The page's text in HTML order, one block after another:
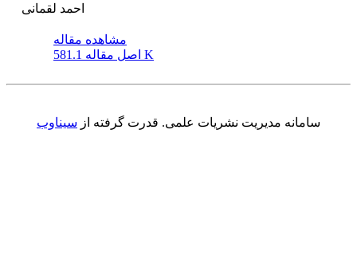
احمد لقمانی
مشاهده مقاله
اصل مقاله 581.1 K
سامانه مدیریت نشریات علمی. قدرت گرفته از سیناوب